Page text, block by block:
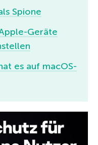
Spione
Geräte
es auf macOS-